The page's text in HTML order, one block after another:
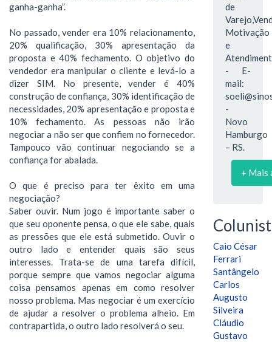
ganha-ganha”.
No passado, vender era 10% relacionamento,
20% qualificação, 30% apresentação da
proposta e 40% fechamento. O objetivo do
vendedor era manipular o cliente e levá-lo a
dizer SIM. No presente, vender é 40%
construção de confiança, 30% identificação de
necessidades, 20% apresentação e proposta e
10% fechamento. As pessoas não irão
negociar a não ser que confiem no fornecedor.
Tampouco vão continuar negociando se a
confiança for abalada.
O que é preciso para ter êxito em uma
negociação?
Saber ouvir. Num jogo é importante saber o
que seu oponente pensa, o que ele sabe, quais
as pressões que ele está submetido. Ouvir o
outro lado e entender quais são seus
interesses. Trata-se de uma tarefa difícil,
porque sempre que vamos negociar alguma
coisa pensamos apenas em como resolver
nosso problema. Mas negociar é um exercício
de ajudar a resolver o problema alheio. Em
contrapartida, o outro lado resolverá o seu.
de
Motivação
e
- E-
mail:
-
Novo
Hamburgo
– RS.
+ Mais
Caio César
Ferrari
Santângelo
Carlos
Augusto
Silveira
Cláudio
Gustavo